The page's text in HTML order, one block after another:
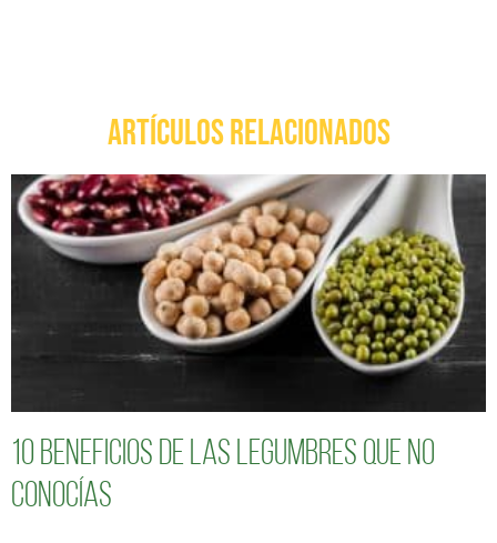
ARTÍCULOS RELACIONADOS
10 Beneficios de las legumbres que no
conocías